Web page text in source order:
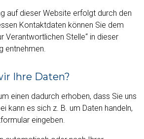
auf dieser Website erfolgt durch den
Kontaktdaten können Sie dem
Verantwortlichen Stelle“ in dieser
entnehmen.
Ihre Daten?
einen dadurch erhoben, dass Sie uns
kann es sich z. B. um Daten handeln,
eingeben.